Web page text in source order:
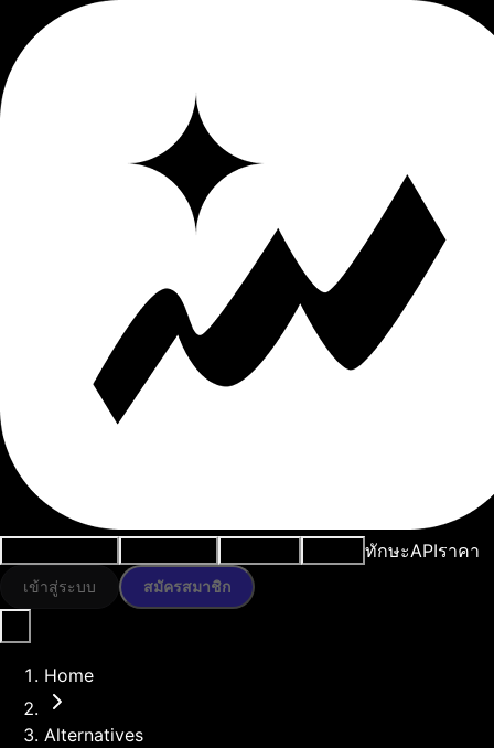
ทักษะAPIราคา
เข้าสู่ระบบ สมัครสมาชิก
Home
Alternatives